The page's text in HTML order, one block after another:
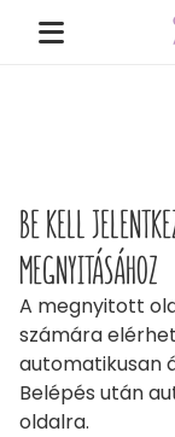
BE KELL
MEGNYITÁSÁHOZ
A megnyitott
számára
automatikusan
Belépés után
oldalra.